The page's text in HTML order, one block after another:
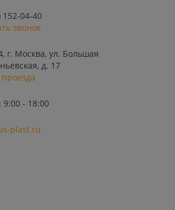
152-04-40
звонок
г. Москва, ул. Большая
д. 17
9:00 - 18:00
plast.ru